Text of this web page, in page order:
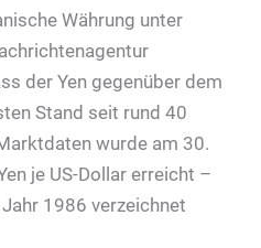
Währung unter
der Yen gegenüber dem
Stand seit rund 40
wurde am 30.
je US-Dollar erreicht –
1986 verzeichnet